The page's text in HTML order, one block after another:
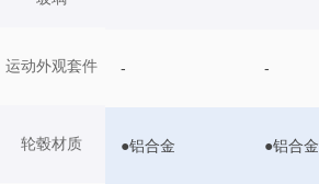
运动外观套件
轮毂材质
- -
●铝合金 ●铝合金